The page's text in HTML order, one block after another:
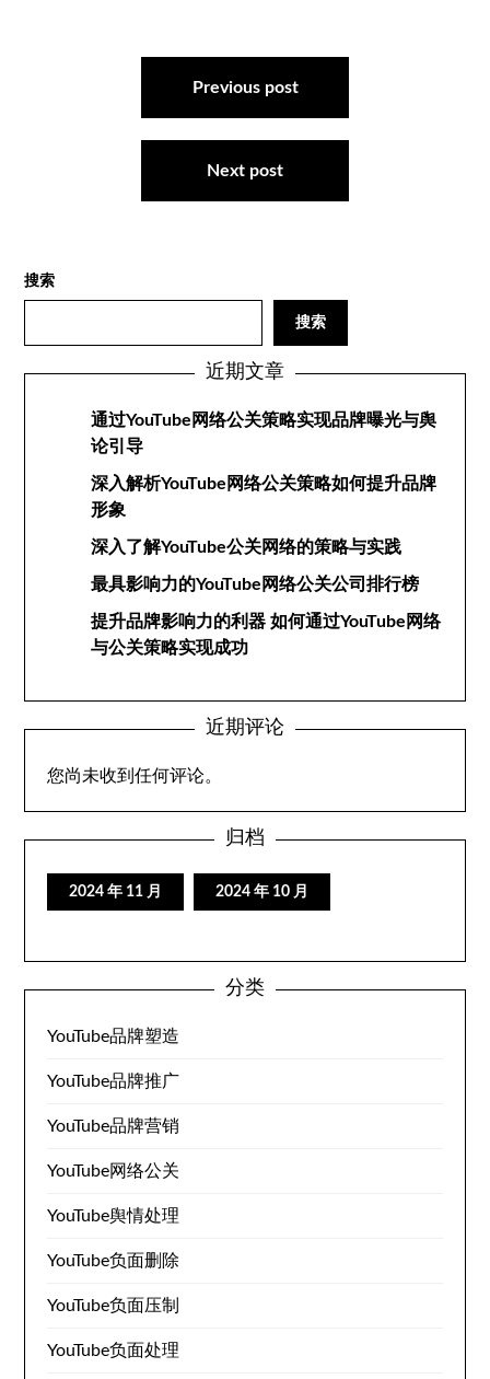
Previous post
Next post
搜索
搜索
近期文章
通过YouTube网络公关策略实现品牌曝光与舆
论引导
深入解析YouTube网络公关策略如何提升品牌
形象
深入了解YouTube公关网络的策略与实践
最具影响力的YouTube网络公关公司排行榜
提升品牌影响力的利器 如何通过YouTube网络
与公关策略实现成功
近期评论
您尚未收到任何评论。
归档
2024 年 11 月 2024 年 10 月
分类
YouTube品牌塑造
YouTube品牌推广
YouTube品牌营销
YouTube网络公关
YouTube舆情处理
YouTube负面删除
YouTube负面压制
YouTube负面处理